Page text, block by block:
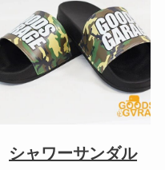
シャワーサンダル